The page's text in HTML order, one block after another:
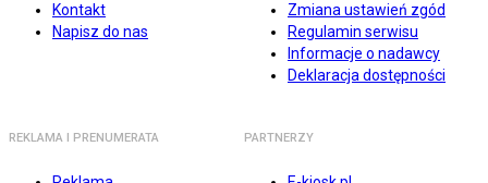
Kontakt
Napisz do nas
Zmiana ustawień zgód
Regulamin serwisu
Informacje o nadawcy
Deklaracja dostępności
REKLAMA I PRENUMERATA PARTNERZY